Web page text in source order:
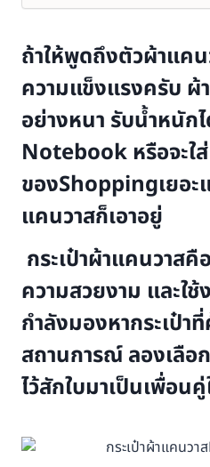
ถ้าให้พูดถึงตัวผ้าแค
ความแข็งแรงครับ ผ้
อย่างหนา รับน้ำหนัก
Notebook หรือจะใส่
ของShoppingเยอะ
แคนวาสก็เอาอยู่
กระเป๋าผ้าแคนวาส
ความสวยงาม และใ
กำลังมองหากระเป๋า
สถานการณ์ ลองเลือ
ไว้สักใบมาเป็นเพื่อน